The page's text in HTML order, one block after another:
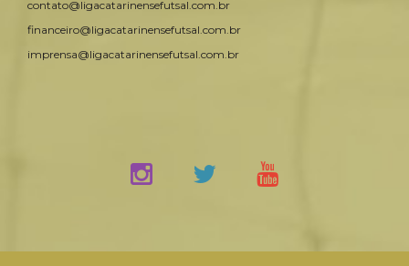
contato@ligacatarinensefutsal.com.br
financeiro@ligacatarinensefutsal.com.br
imprensa@ligacatarinensefutsal.com.br